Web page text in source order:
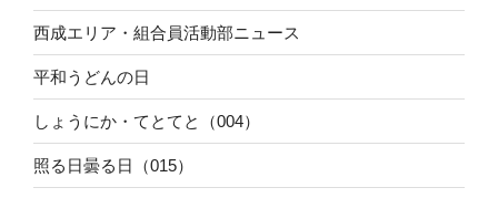
西成エリア・組合員活動部ニュース
平和うどんの日
しょうにか・てとてと（004）
照る日曇る日（015）